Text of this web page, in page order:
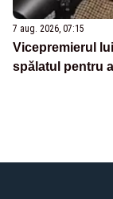
7 aug. 2026, 07:15
Vicepremierul
spălatul pentru